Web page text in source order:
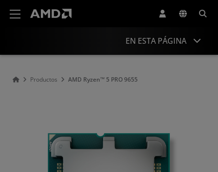
EN ESTA PÁGINA
Productos AMD Ryzen™ 5 PRO 9655